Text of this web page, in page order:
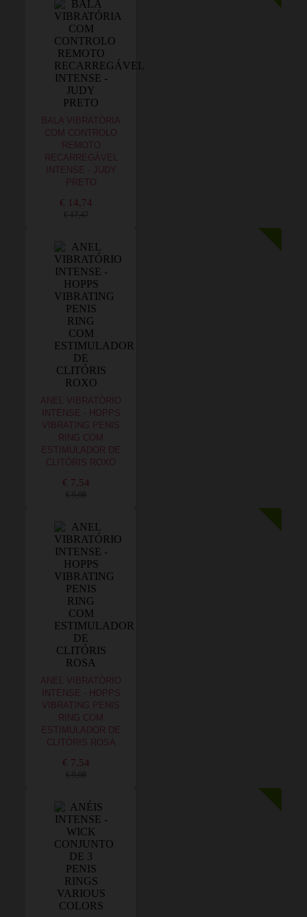
BALA VIBRATÓRIA
COM CONTROLO
REMOTO
RECARREGÁVEL
INTENSE - JUDY
PRETO
€ 14,74
€ 17,47
ANEL VIBRATÓRIO
INTENSE - HOPPS
VIBRATING PENIS
RING COM
ESTIMULADOR DE
CLITÓRIS ROXO
€ 7,54
€ 9,08
ANEL VIBRATÓRIO
INTENSE - HOPPS
VIBRATING PENIS
RING COM
ESTIMULADOR DE
CLITÓRIS ROSA
€ 7,54
€ 9,08